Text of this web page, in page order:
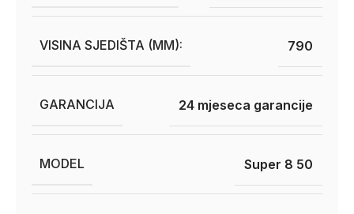
VISINA SJEDIŠTA (MM): 790
GARANCIJA 24 mjeseca garancije
MODEL Super 8 50